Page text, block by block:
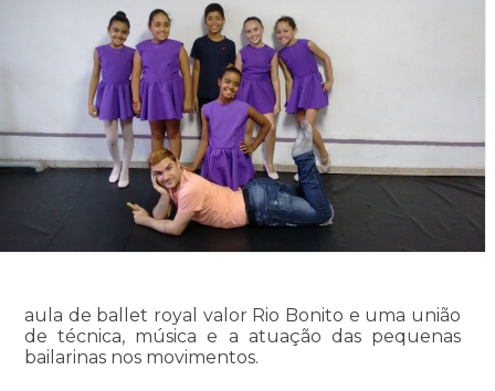
aula de ballet royal valor Rio Bonito e uma união
de técnica, música e a atuação das pequenas
bailarinas nos movimentos.